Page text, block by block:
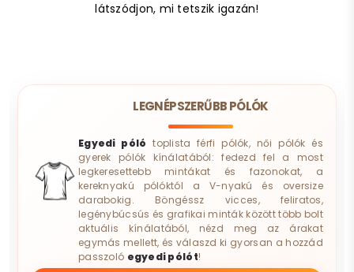
látszódjon, mi tetszik igazán!
LEGNÉPSZERŰBB PÓLÓK
Egyedi póló toplista férfi pólók, női pólók és
gyerek pólók kínálatából: fedezd fel a most
legkeresettebb mintákat és fazonokat, a
kereknyakú pólóktól a V-nyakú és oversize
darabokig. Böngéssz vicces, feliratos,
legénybúcsús és grafikai minták között több bolt
aktuális kínálatából, nézd meg az árakat
egymás mellett, és válaszd ki gyorsan a hozzád
passzoló egyedi pólót!